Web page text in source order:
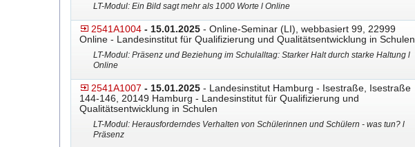
LT-Modul: Ein Bild sagt mehr als 1000 Worte l Online
2541A1004 - 15.01.2025- Online-Seminar (LI), webbasiert 99, 22999
Online - Landesinstitut für Qualifizierung und Qualitätsentwicklung in Schulen
LT-Modul: Präsenz und Beziehung im Schulalltag: Starker Halt durch starke Haltung l
Online
2541A1007 - 15.01.2025- Landesinstitut Hamburg - Isestraße, Isestraße
144-146, 20149 Hamburg - Landesinstitut für Qualifizierung und
Qualitätsentwicklung in Schulen
LT-Modul: Herausforderndes Verhalten von Schülerinnen und Schülern - was tun? l
Präsenz